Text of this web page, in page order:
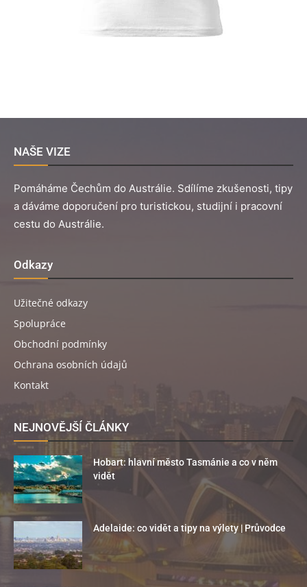
NAŠE VIZE
Pomáháme Čechům do Austrálie. Sdílíme zkušenosti, tipy
a dáváme doporučení pro turistickou, studijní i pracovní
cestu do Austrálie.
Odkazy
Užitečné odkazy
Spolupráce
Obchodní podmínky
Ochrana osobních údajů
Kontakt
NEJNOVĚJŠÍ ČLÁNKY
Hobart: hlavní město Tasmánie a co v něm
vidět
Adelaide: co vidět a tipy na výlety | Průvodce